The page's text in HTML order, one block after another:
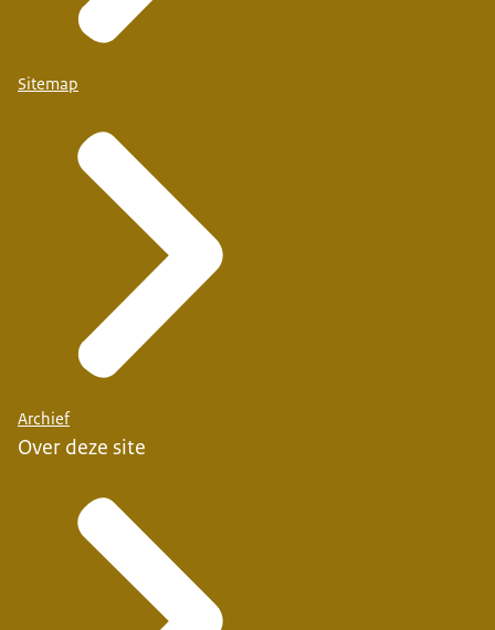
Sitemap
Archief
Over deze site